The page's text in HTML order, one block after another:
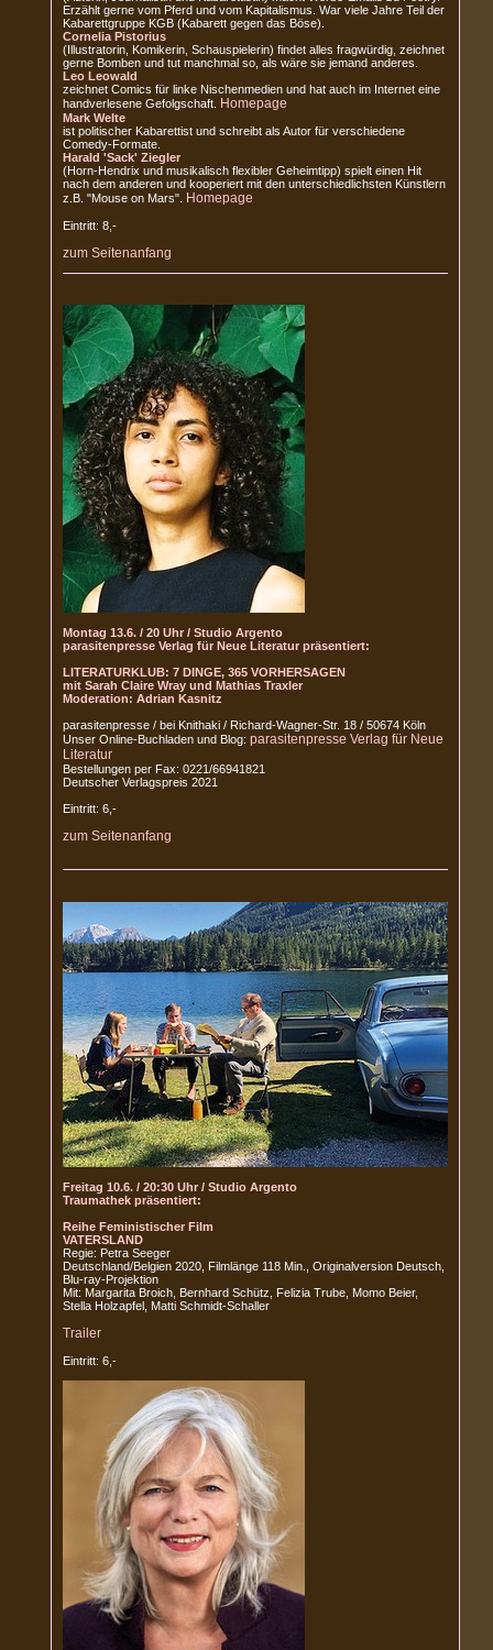
Erzählt gerne vom Pferd und vom Kapitalismus. War viele Jahre Teil der
Kabarettgruppe KGB (Kabarett gegen das Böse).
Cornelia Pistorius
(Illustratorin, Komikerin, Schauspielerin) findet alles fragwürdig, zeichnet
gerne Bomben und tut manchmal so, als wäre sie jemand anderes.
Leo Leowald
zeichnet Comics für linke Nischenmedien und hat auch im Internet eine
handverlesene Gefolgschaft. Homepage
Mark Welte
ist politischer Kabarettist und schreibt als Autor für verschiedene
Comedy-Formate.
Harald 'Sack' Ziegler
(Horn-Hendrix und musikalisch flexibler Geheimtipp) spielt einen Hit
nach dem anderen und kooperiert mit den unterschiedlichsten Künstlern
z.B. "Mouse on Mars". Homepage
Eintritt: 8,-
zum Seitenanfang
Montag 13.6. / 20 Uhr / Studio Argento
parasitenpresse Verlag für Neue Literatur präsentiert:
LITERATURKLUB: 7 DINGE, 365 VORHERSAGEN
mit Sarah Claire Wray und Mathias Traxler
Moderation: Adrian Kasnitz
parasitenpresse / bei Knithaki / Richard-Wagner-Str. 18 / 50674 Köln
Unser Online-Buchladen und Blog: parasitenpresse Verlag für Neue
Literatur
Bestellungen per Fax: 0221/66941821
Deutscher Verlagspreis 2021
Eintritt: 6,-
zum Seitenanfang
Freitag 10.6. / 20:30 Uhr / Studio Argento
Traumathek präsentiert:
Reihe Feministischer Film
VATERSLAND
Regie: Petra Seeger
Deutschland/Belgien 2020, Filmlänge 118 Min., Originalversion Deutsch,
Blu-ray-Projektion
Mit: Margarita Broich, Bernhard Schütz, Felizia Trube, Momo Beier,
Stella Holzapfel, Matti Schmidt-Schaller
Trailer
Eintritt: 6,-